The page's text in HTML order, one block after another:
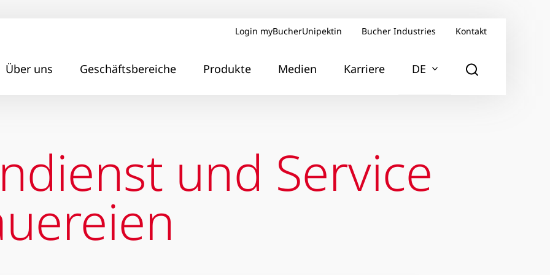
Login myBucherUnipektin Bucher Industries Kontakt
Über uns Geschäftsbereiche Produkte Medien Karriere DE
und Service